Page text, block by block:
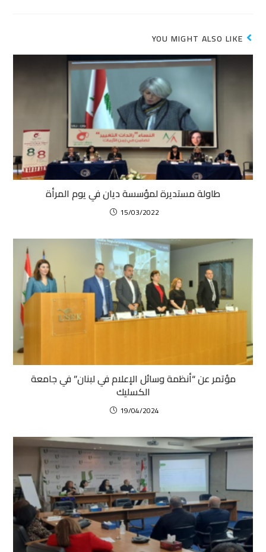
YOU MIGHT ALSO LIKE
طاولة مستديرة لمؤسسة ديان في يوم المرأة
15/03/2022
مؤتمر عن “أنظمة وسائل الإعلام في لبنان” في جامعة
الكسليك
19/04/2024